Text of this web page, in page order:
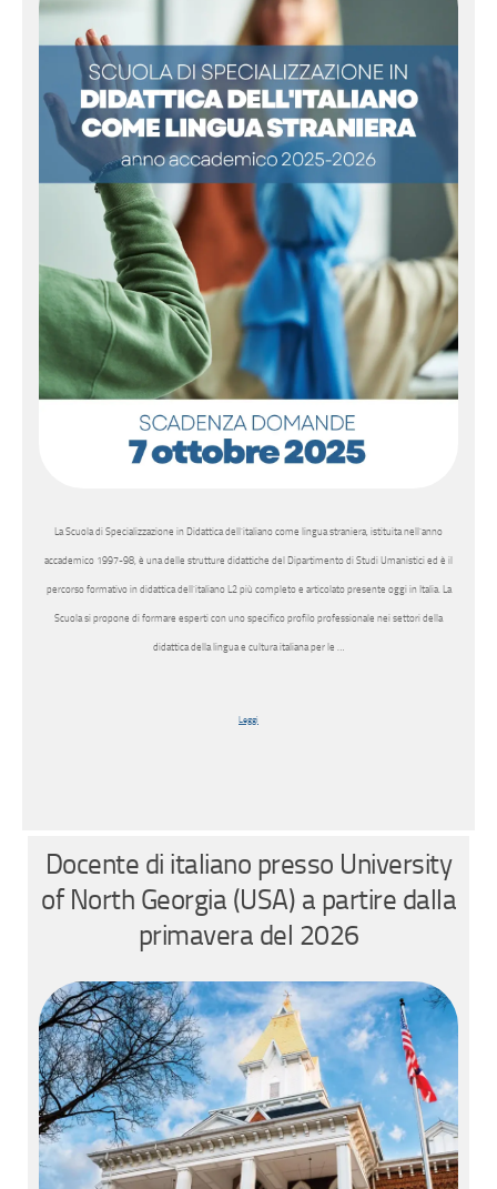
La Scuola di Specializzazione in Didattica dell’italiano come lingua straniera, istituita nell’anno
accademico 1997-98, è una delle strutture didattiche del Dipartimento di Studi Umanistici ed è il
percorso formativo in didattica dell’italiano L2 più completo e articolato presente oggi in Italia. La
Scuola si propone di formare esperti con uno specifico profilo professionale nei settori della
didattica della lingua e cultura italiana per le …
Leggi
Docente di italiano presso University
of North Georgia (USA) a partire dalla
primavera del 2026